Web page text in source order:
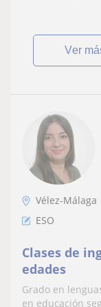
ver
Vélez-Málaga
ESO
Clases de
edades
Grado en
en educación